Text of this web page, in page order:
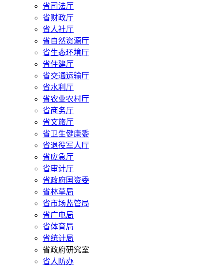
省司法厅
省财政厅
省人社厅
省自然资源厅
省生态环境厅
省住建厅
省交通运输厅
省水利厅
省农业农村厅
省商务厅
省文旅厅
省卫生健康委
省退役军人厅
省应急厅
省审计厅
省政府国资委
省林草局
省市场监管局
省广电局
省体育局
省统计局
省政府研究室
省人防办